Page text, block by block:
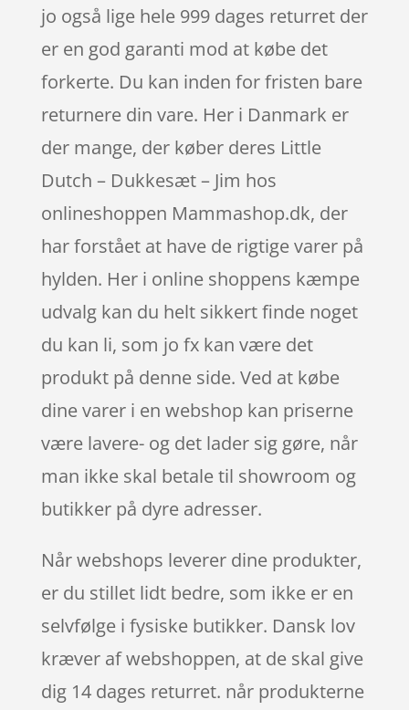
jo også lige hele 999 dages returret der
er en god garanti mod at købe det
forkerte. Du kan inden for fristen bare
returnere din vare. Her i Danmark er
der mange, der køber deres Little
Dutch – Dukkesæt – Jim hos
onlineshoppen Mammashop.dk, der
har forstået at have de rigtige varer på
hylden. Her i online shoppens kæmpe
udvalg kan du helt sikkert finde noget
du kan li, som jo fx kan være det
produkt på denne side. Ved at købe
dine varer i en webshop kan priserne
være lavere- og det lader sig gøre, når
man ikke skal betale til showroom og
butikker på dyre adresser.
Når webshops leverer dine produkter,
er du stillet lidt bedre, som ikke er en
selvfølge i fysiske butikker. Dansk lov
kræver af webshoppen, at de skal give
dig 14 dages returret. når produkterne